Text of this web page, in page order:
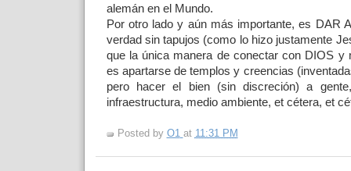
alemán en el Mundo.
Por otro lado y aún más importante, es DAR
verdad sin tapujos (como lo hizo justamente
que la única manera de conectar con DIOS y
es apartarse de templos y creencias
pero hacer el bien (sin discreción) a
infraestructura, medio ambiente, et cétera, et
Posted by O1 at 11:31 PM